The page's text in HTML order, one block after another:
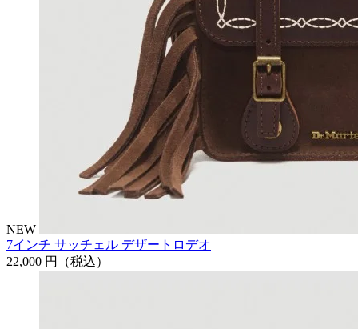
NEW
7インチ サッチェル デザートロデオ
22,000 円
（税込）